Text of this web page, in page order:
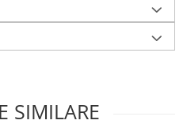
SIMILARE